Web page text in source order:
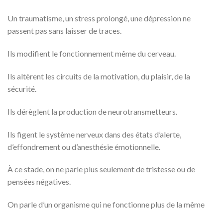
Un traumatisme, un stress prolongé, une dépression ne
passent pas sans laisser de traces.
Ils modifient le fonctionnement même du cerveau.
Ils altèrent les circuits de la motivation, du plaisir, de la
sécurité.
Ils dérèglent la production de neurotransmetteurs.
Ils figent le système nerveux dans des états d’alerte,
d’effondrement ou d’anesthésie émotionnelle.
À ce stade, on ne parle plus seulement de tristesse ou de
pensées négatives.
On parle d’un organisme qui ne fonctionne plus de la même